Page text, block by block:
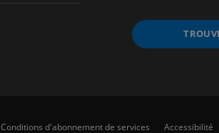
Conditions d'abonnement de services Accessibilité